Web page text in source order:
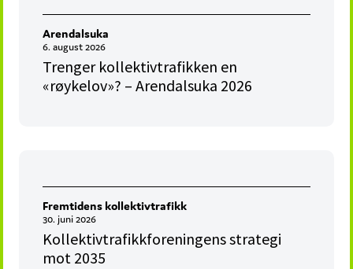
Arendalsuka
6. august 2026
Trenger kollektivtrafikken en
«røykelov»? – Arendalsuka 2026
Fremtidens kollektivtrafikk
30. juni 2026
Kollektivtrafikkforeningens strategi
mot 2035